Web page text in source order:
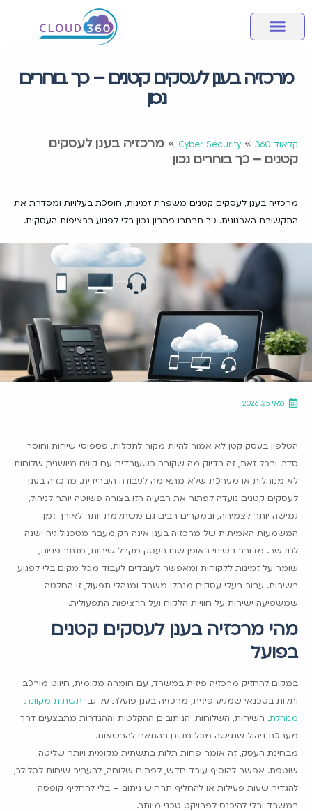
מרכזיה בענן לעסקים קטנים – כך בוחרים
נכון
קלאוד 360 »
Cyber Security
» מרכזיה בענן לעסקים
קטנים – כך בוחרים נכון
מרכזיה בענן לעסקים קטנים משפרת זמינות, חוסכת בעלויות ומסדרת את
התקשורת הארגונית. כך תבחרו פתרון נכון בלי לפגוע ברציפות העסקית.
מאי 25, 2026
הטלפון בעסק קטן לא אמור להיות מקור לתקלות, פספוסי שיחות וחוסר
סדר. ובכל זאת, זה בדיוק מה שקורה כשעובדים עם קווים מיושנים, שלוחות
לא מנוהלות או מערכת שלא מתאימה לעבודה היברידית. מרכזיה בענן
לעסקים קטנים נועדה לפתור את הבעיה הזו בצורה פשוטה יותר לניהול,
גמישה יותר לצמיחה, ובמקרים רבים גם משתלמת יותר לאורך זמן.
המשמעות האמיתית של מרכזיה בענן אינה רק מעבר מטכנולוגיה ישנה
לחדשה. מדובר בשינוי באופן שבו העסק מקבל שיחות, מנתב פניות,
שומר על זמינות ללקוחות ומאפשר לעובדים לעבוד מכל מקום בלי לפגוע
בשירות. עבור בעלי עסקים, מנהלי משרד ומנהלי תפעול, זו החלטה
שמשפיעה ישירות על חוויית הלקוח ועל הרציפות התפעולית.
מהי מרכזיה בענן לעסקים קטנים
בפועל
במקום להחזיק מרכזיה פיזית במשרד, עם חומרה מקומית, חיווט מורכב
ותלות בטכנאי שמגיע פיזית, מרכזיה בענן פועלת על גבי תשתית מקוונת
מנוהלת. השיחות, השלוחות, הניתובים, ההקלטות וההגדרות מתבצעים דרך
מערכת ניהול שנגישה מכל מקום, בהתאם להרשאות.
מבחינת העסק, זה אומר פחות תלות בתשתית מקומית ויותר שליטה
שוטפת. אפשר להוסיף עובד חדש, לפתוח שלוחה, להעביר שיחות לסלולר,
להגדיר שעות פעילות או להחליף תרחיש ניתוב – בלי להחליף קופסה
במשרד ובלי להיכנס לפרויקט טכני מיותר.